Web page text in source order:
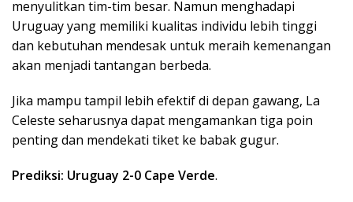
menyulitkan tim-tim besar. Namun menghadapi
Uruguay yang memiliki kualitas individu lebih tinggi
dan kebutuhan mendesak untuk meraih kemenangan
akan menjadi tantangan berbeda.
Jika mampu tampil lebih efektif di depan gawang, La
Celeste seharusnya dapat mengamankan tiga poin
penting dan mendekati tiket ke babak gugur.
Prediksi: Uruguay 2-0 Cape Verde.